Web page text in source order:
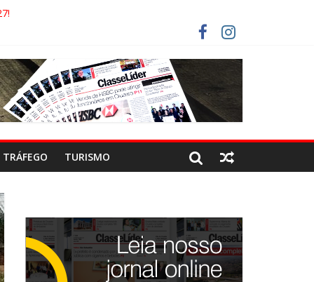
DEVEM USAR ROTAS ALTERNATIVAS
COLA!
TRÁFEGO TURISMO